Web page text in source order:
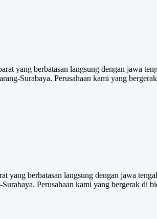
yang berbatasan langsung dengan jawa
Surabaya. Perusahaan kami yang
yang berbatasan langsung dengan jawa
Perusahaan kami yang bergerak